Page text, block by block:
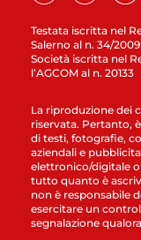
Testata iscritta nel
Salerno al n. 34/2009
Società iscritta nel
l’AGCOM al n. 20133
La riproduzione dei
riservata. Pertanto,
di testi, fotografie,
aziendali e
elettronico/digitale
tutto quanto è
non è responsabile
esercitare un
segnalazione